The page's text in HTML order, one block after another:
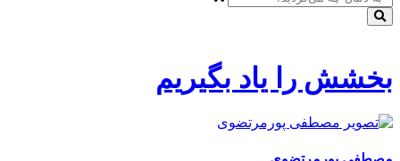
بخشش را یاد بگیریم